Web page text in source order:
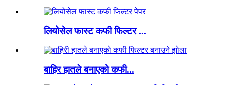
लियोसेल फास्ट कफी फिल्टर ...
बाहिर हातले बनाएको कफी...